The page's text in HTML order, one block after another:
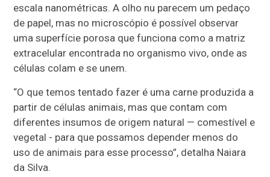
escala nanométricas. A olho nu parecem um pedaço
de papel, mas no microscópio é possível observar
uma superfície porosa que funciona como a matriz
extracelular encontrada no organismo vivo, onde as
células colam e se unem.
“O que temos tentado fazer é uma carne produzida a
partir de células animais, mas que contam com
diferentes insumos de origem natural — comestível e
vegetal - para que possamos depender menos do
uso de animais para esse processo”, detalha Naiara
da Silva.